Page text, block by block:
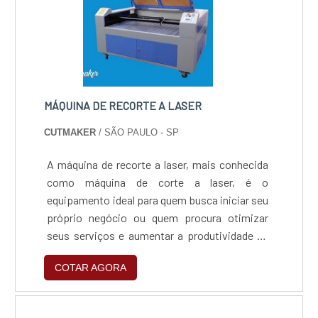
Tudo isso só é possível através do
investimento em equipamentos modernos e
profissionais experientesInterface,
companhia que tem feito a diferença no
mercado pela idoneidade em tudo que faz onde
fecha todo o ciclo de entrega com excelência
para seus parceiros..
MÁQUINA DE RECORTE A LASER
CUTMAKER / SÃO PAULO - SP
A máquina de recorte a laser, mais conhecida
como máquina de corte a laser, é o
equipamento ideal para quem busca iniciar seu
próprio negócio ou quem procura otimizar
seus serviços e aumentar a produtividade de
sua empresa. Primeiramente, para entender a
importância dessa máquina em seus
negócios, é preciso entender seu
COTAR AGORA